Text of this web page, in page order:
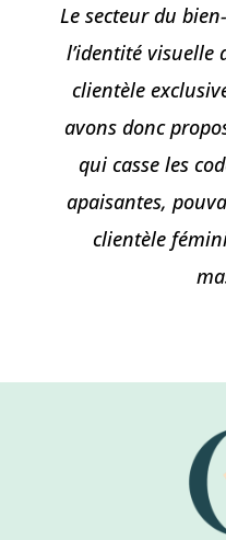
Le secteur du
l’identité visuelle
clientèle
avons donc
qui casse les
apaisantes,
clientèle